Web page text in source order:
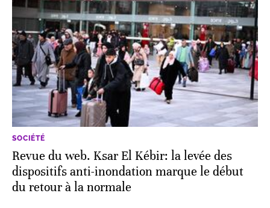
SOCIÉTÉ
Revue du web. Ksar El Kébir: la levée des
dispositifs anti-inondation marque le début
du retour à la normale